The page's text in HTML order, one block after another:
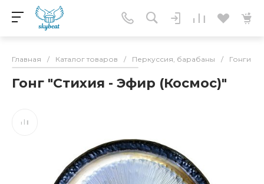
Главная / Каталог товаров / Перкуссия, барабаны / Гонги
Гонг "Стихия - Эфир (Космос)"